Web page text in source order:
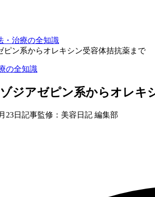
・治療の全知識
ン系からオレキシン受容体拮抗薬まで
の全知識
ジアゼピン系からオレキ
23日 記事監修：美容日記 編集部